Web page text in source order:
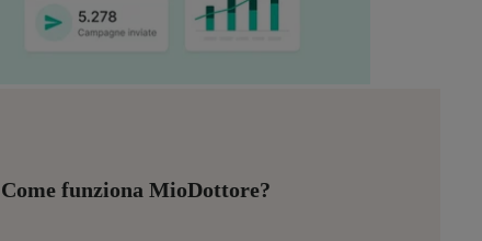
Come funziona MioDottore?